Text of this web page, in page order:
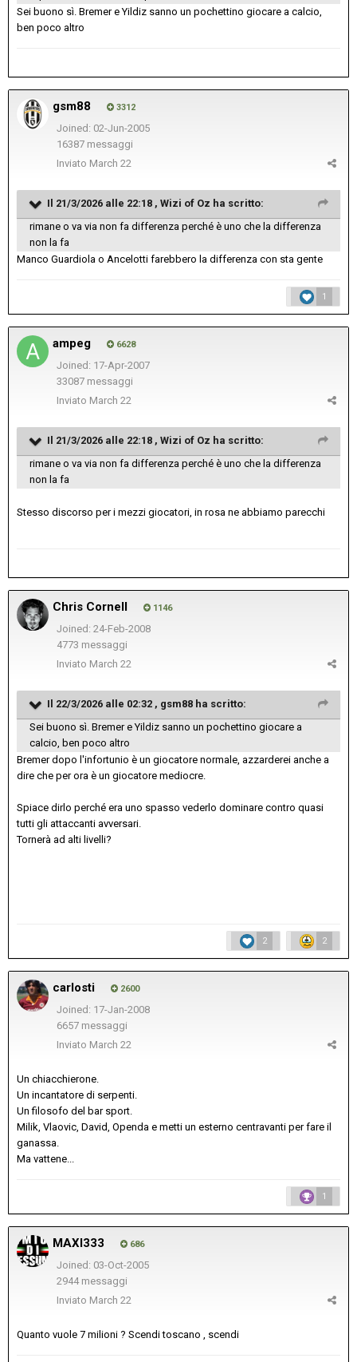
Sei buono sì. Bremer e Yildiz sanno un pochettino giocare a calcio,
ben poco altro
gsm88 3312
Joined: 02-Jun-2005
16387 messaggi
Inviato March 22
Il 21/3/2026 alle 22:18 , Wizi of Oz ha scritto:
rimane o va via non fa differenza perché è uno che la differenza
non la fa
Manco Guardiola o Ancelotti farebbero la differenza con sta gente
1
ampeg 6628
Joined: 17-Apr-2007
33087 messaggi
Inviato March 22
Il 21/3/2026 alle 22:18 , Wizi of Oz ha scritto:
rimane o va via non fa differenza perché è uno che la differenza
non la fa
Stesso discorso per i mezzi giocatori, in rosa ne abbiamo parecchi
Chris Cornell 1146
Joined: 24-Feb-2008
4773 messaggi
Inviato March 22
Il 22/3/2026 alle 02:32 , gsm88 ha scritto:
Sei buono sì. Bremer e Yildiz sanno un pochettino giocare a
calcio, ben poco altro
Bremer dopo l'infortunio è un giocatore normale, azzarderei anche a
dire che per ora è un giocatore mediocre.
Spiace dirlo perché era uno spasso vederlo dominare contro quasi
tutti gli attaccanti avversari.
Tornerà ad alti livelli?
2 2
carlosti 2600
Joined: 17-Jan-2008
6657 messaggi
Inviato March 22
Un chiacchierone.
Un incantatore di serpenti.
Un filosofo del bar sport.
Milik, Vlaovic, David, Openda e metti un esterno centravanti per fare il
ganassa.
Ma vattene...
1
MAXI333 686
Joined: 03-Oct-2005
2944 messaggi
Inviato March 22
Quanto vuole 7 milioni ? Scendi toscano , scendi